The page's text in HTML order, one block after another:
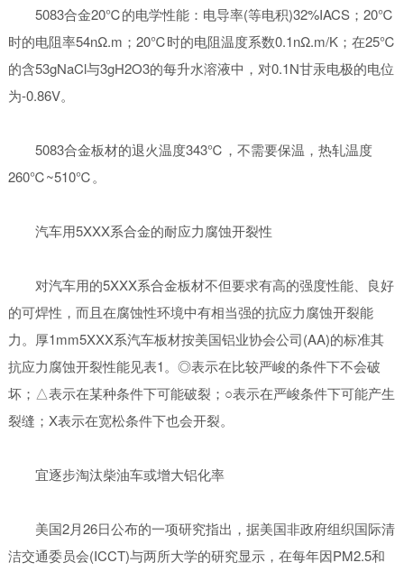
5083合金20℃的电学性能：电导率(等电积)32%IACS；20℃
时的电阻率54nΩ.m；20℃时的电阻温度系数0.1nΩ.m/K；在25℃
的含53gNaCl与3gH2O3的每升水溶液中，对0.1N甘汞电极的电位
为-0.86V。
5083合金板材的退火温度343℃，不需要保温，热轧温度
260℃~510℃。
汽车用5XXX系合金的耐应力腐蚀开裂性
对汽车用的5XXX系合金板材不但要求有高的强度性能、良好
的可焊性，而且在腐蚀性环境中有相当强的抗应力腐蚀开裂能
力。厚1mm5XXX系汽车板材按美国铝业协会公司(AA)的标准其
抗应力腐蚀开裂性能见表1。◎表示在比较严峻的条件下不会破
坏；△表示在某种条件下可能破裂；○表示在严峻条件下可能产生
裂缝；X表示在宽松条件下也会开裂。
宜逐步淘汰柴油车或增大铝化率
美国2月26日公布的一项研究指出，据美国非政府组织国际清
洁交通委员会(ICCT)与两所大学的研究显示，在每年因PM2.5和